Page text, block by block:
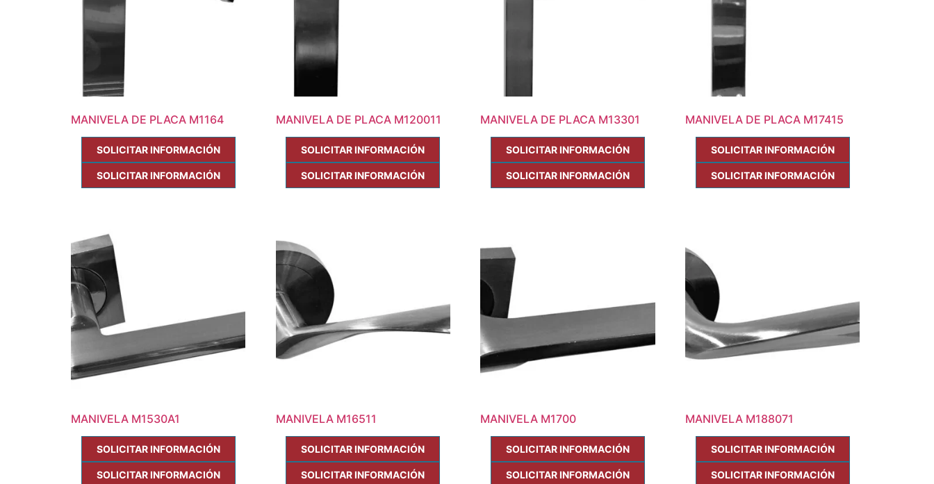
MANIVELA DE PLACA M1164
SOLICITAR INFORMACIÓN
SOLICITAR INFORMACIÓN
MANIVELA DE PLACA M120011
SOLICITAR INFORMACIÓN
SOLICITAR INFORMACIÓN
MANIVELA DE PLACA M13301
SOLICITAR INFORMACIÓN
SOLICITAR INFORMACIÓN
MANIVELA DE PLACA M17415
SOLICITAR INFORMACIÓN
SOLICITAR INFORMACIÓN
MANIVELA M1530A1
SOLICITAR INFORMACIÓN
SOLICITAR INFORMACIÓN
MANIVELA M16511
SOLICITAR INFORMACIÓN
SOLICITAR INFORMACIÓN
MANIVELA M1700
SOLICITAR INFORMACIÓN
SOLICITAR INFORMACIÓN
MANIVELA M188071
SOLICITAR INFORMACIÓN
SOLICITAR INFORMACIÓN